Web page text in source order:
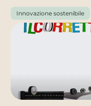
Innovazione sostenibile